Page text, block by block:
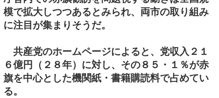
模で拡大しつつあるとみられ、両市の取り組み
に注目が集まりそうだ。
共産党のホームページによると、党収入２１
６億円（２８年）に対し、その８５・１％が赤
旗を中心とした機関紙・書籍購読料で占めてい
る。